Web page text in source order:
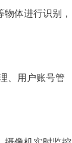
体进行识别，
、用户账号管